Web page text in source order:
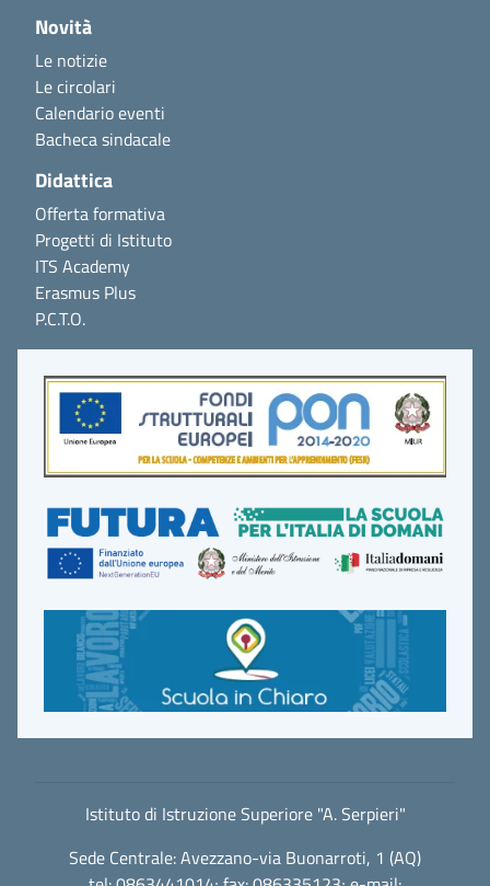
Novità
Le notizie
Le circolari
Calendario eventi
Bacheca sindacale
Didattica
Offerta formativa
Progetti di Istituto
ITS Academy
Erasmus Plus
P.C.T.O.
Istituto di Istruzione Superiore "A. Serpieri"
Sede Centrale: Avezzano-via Buonarroti, 1 (AQ)